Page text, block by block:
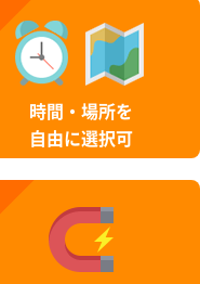
時間・場所を
自由に選択可